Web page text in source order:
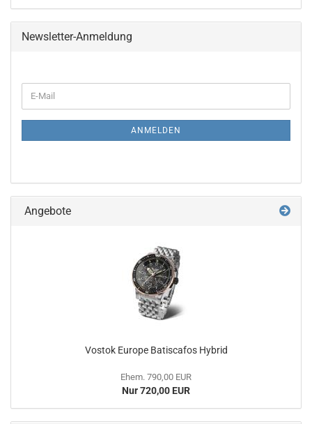
Newsletter-Anmeldung
ZUR
NEWSLETTER-
E-
Mail
ANMELDEN
Angebote
Vostok Europe Batiscafos Hybrid
Ehem. 790,00 EUR
Nur 720,00 EUR